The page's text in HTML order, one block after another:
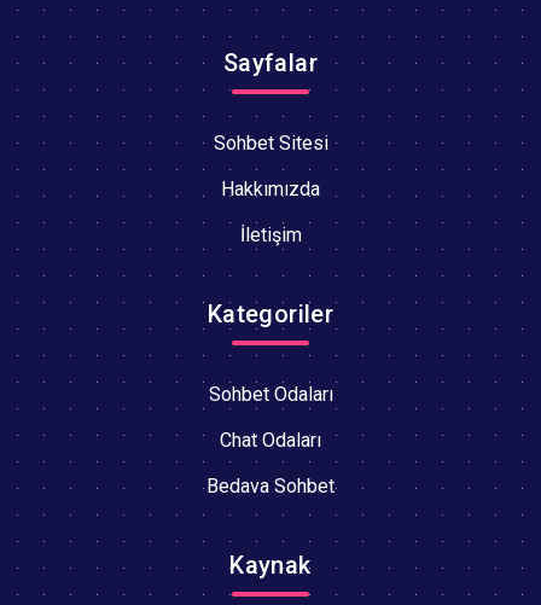
Sayfalar
Sohbet Sitesi
Hakkımızda
İletişim
Kategoriler
Sohbet Odaları
Chat Odaları
Bedava Sohbet
Kaynak